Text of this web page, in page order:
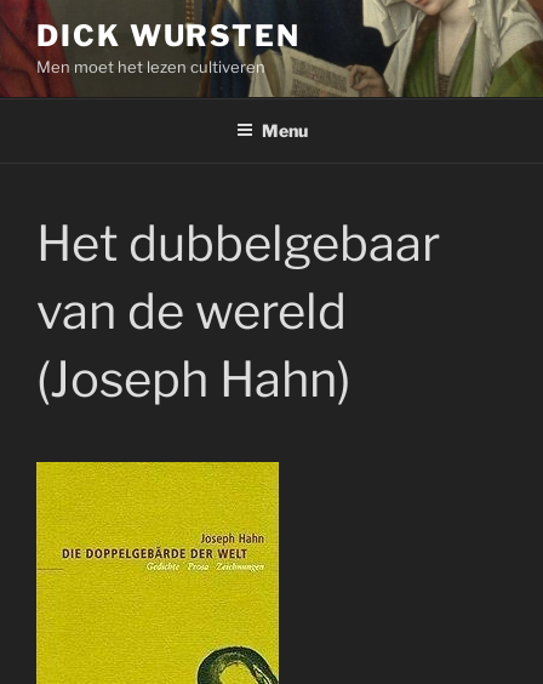
Skip
to
content
DICK WURSTEN
Men moet het lezen cultiveren
Menu
Het dubbelgebaar
van de wereld
(Joseph Hahn)